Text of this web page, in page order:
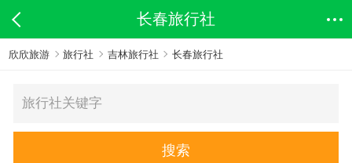
长春旅行社
欣欣旅游 旅行社 吉林旅行社 长春旅行社
搜索